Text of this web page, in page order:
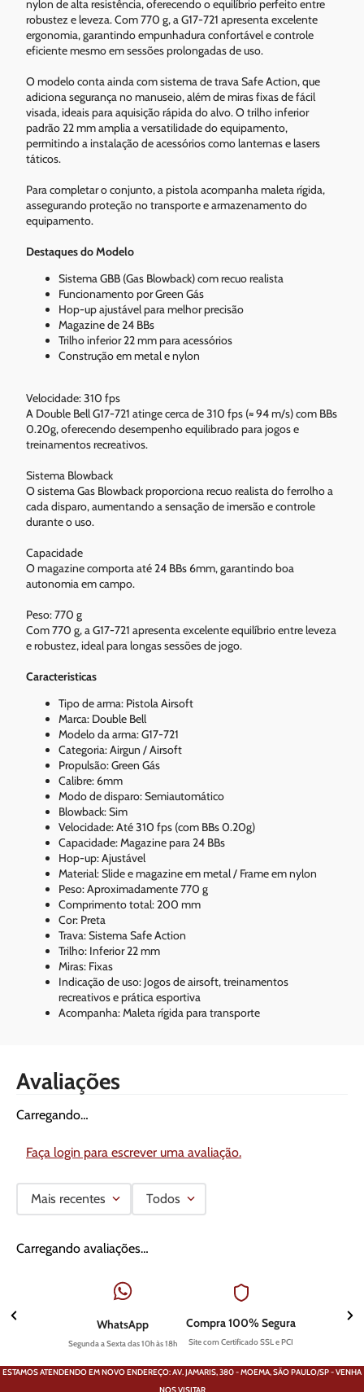
nylon de alta resistência, oferecendo o equilíbrio perfeito entre
robustez e leveza. Com 770 g, a G17-721 apresenta excelente
ergonomia, garantindo empunhadura confortável e controle
eficiente mesmo em sessões prolongadas de uso.
O modelo conta ainda com sistema de trava Safe Action, que
adiciona segurança no manuseio, além de miras fixas de fácil
visada, ideais para aquisição rápida do alvo. O trilho inferior
padrão 22 mm amplia a versatilidade do equipamento,
permitindo a instalação de acessórios como lanternas e lasers
táticos.
Para completar o conjunto, a pistola acompanha maleta rígida,
assegurando proteção no transporte e armazenamento do
equipamento.
Destaques do Modelo
Sistema GBB (Gas Blowback) com recuo realista
Funcionamento por Green Gás
Hop-up ajustável para melhor precisão
Magazine de 24 BBs
Trilho inferior 22 mm para acessórios
Construção em metal e nylon
Velocidade: 310 fps
A Double Bell G17-721 atinge cerca de 310 fps (≈ 94 m/s) com BBs
0.20g, oferecendo desempenho equilibrado para jogos e
treinamentos recreativos.
Sistema Blowback
O sistema Gas Blowback proporciona recuo realista do ferrolho a
cada disparo, aumentando a sensação de imersão e controle
durante o uso.
Capacidade
O magazine comporta até 24 BBs 6mm, garantindo boa
autonomia em campo.
Peso: 770 g
Com 770 g, a G17-721 apresenta excelente equilíbrio entre leveza
e robustez, ideal para longas sessões de jogo.
Caracteristicas
Tipo de arma: Pistola Airsoft
Marca: Double Bell
Modelo da arma: G17-721
Categoria: Airgun / Airsoft
Propulsão: Green Gás
Calibre: 6mm
Modo de disparo: Semiautomático
Blowback: Sim
Velocidade: Até 310 fps (com BBs 0.20g)
Capacidade: Magazine para 24 BBs
Hop-up: Ajustável
Material: Slide e magazine em metal / Frame em nylon
Peso: Aproximadamente 770 g
Comprimento total: 200 mm
Cor: Preta
Trava: Sistema Safe Action
Trilho: Inferior 22 mm
Miras: Fixas
Indicação de uso: Jogos de airsoft, treinamentos
recreativos e prática esportiva
Acompanha: Maleta rígida para transporte
Avaliações
Carregando…
Faça login para escrever uma avaliação.
Mais recentes Todos
Carregando avaliações…
WhatsApp
Segunda a Sexta das 10h às 18h
Compra 100% Segura
Site com Certificado SSL e PCI
ESTAMOS ATENDENDO EM NOVO ENDEREÇO: AV. JAMARIS, 380 - MOEMA, SÃO PAULO/SP - VENHA